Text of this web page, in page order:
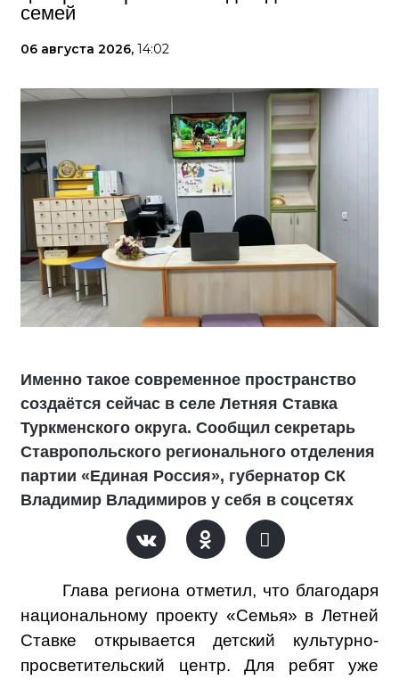
семей
06 августа 2026, 14:02
Именно такое современное пространство
создаётся сейчас в селе Летняя Ставка
Туркменского округа. Сообщил секретарь
Ставропольского регионального отделения
партии «Единая Россия», губернатор СК
Владимир Владимиров у себя в соцсетях
Глава региона отметил, что благодаря
национальному проекту «Семья» в Летней
Ставке открывается детский культурно-
просветительский центр. Для ребят уже